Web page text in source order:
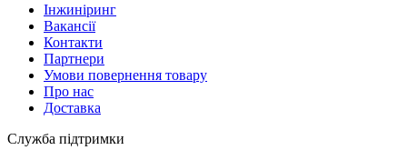
Інжиніринг
Вакансії
Контакти
Партнери
Умови повернення товару
Про нас
Доставка
Служба підтримки